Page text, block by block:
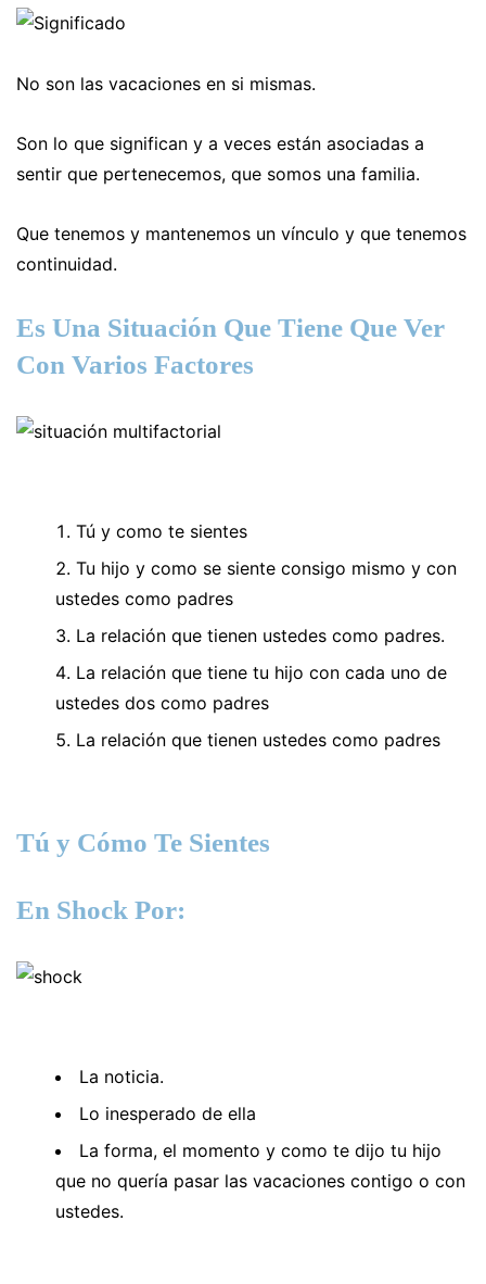
No son las vacaciones en si mismas.
Son lo que significan y a veces están asociadas a
sentir que pertenecemos, que somos una familia.
Que tenemos y mantenemos un vínculo y que tenemos
continuidad.
Es Una Situación Que Tiene Que Ver
Con Varios Factores
Tú y como te sientes
Tu hijo y como se siente consigo mismo y con
ustedes como padres
La relación que tienen ustedes como padres.
La relación que tiene tu hijo con cada uno de
ustedes dos como padres
La relación que tienen ustedes como padres
Tú y Cómo Te Sientes
En Shock Por:
La noticia.
Lo inesperado de ella
La forma, el momento y como te dijo tu hijo
que no quería pasar las vacaciones contigo o con
ustedes.